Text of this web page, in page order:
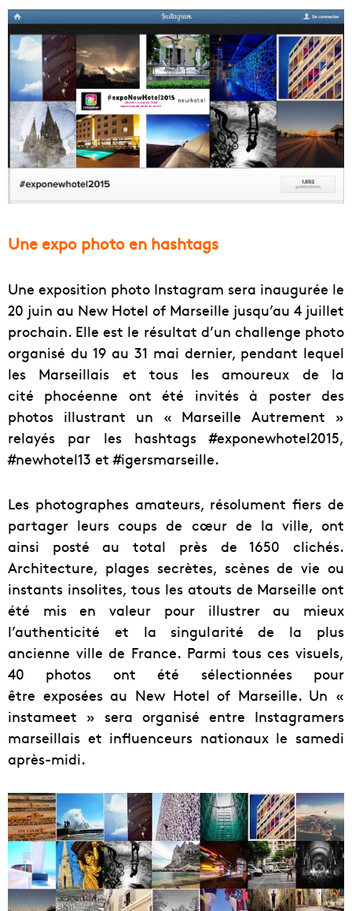
Une expo photo en hashtags
Une exposition photo Instagram sera inaugurée le
20 juin au New Hotel of Marseille jusqu’au 4 juillet
prochain. Elle est le résultat d’un challenge photo
organisé du 19 au 31 mai dernier, pendant lequel
les Marseillais et tous les amoureux de la
cité phocéenne ont été invités à poster des
photos illustrant un « Marseille Autrement »
relayés par les hashtags #exponewhotel2015,
#newhotel13 et #igersmarseille.
Les photographes amateurs, résolument fiers de
partager leurs coups de cœur de la ville, ont
ainsi posté au total près de 1650 clichés.
Architecture, plages secrètes, scènes de vie ou
instants insolites, tous les atouts de Marseille ont
été mis en valeur pour illustrer au mieux
l’authenticité et la singularité de la plus
ancienne ville de France. Parmi tous ces visuels,
40 photos ont été sélectionnées pour
être exposées au New Hotel of Marseille. Un «
instameet » sera organisé entre Instagramers
marseillais et influenceurs nationaux le samedi
après-midi.